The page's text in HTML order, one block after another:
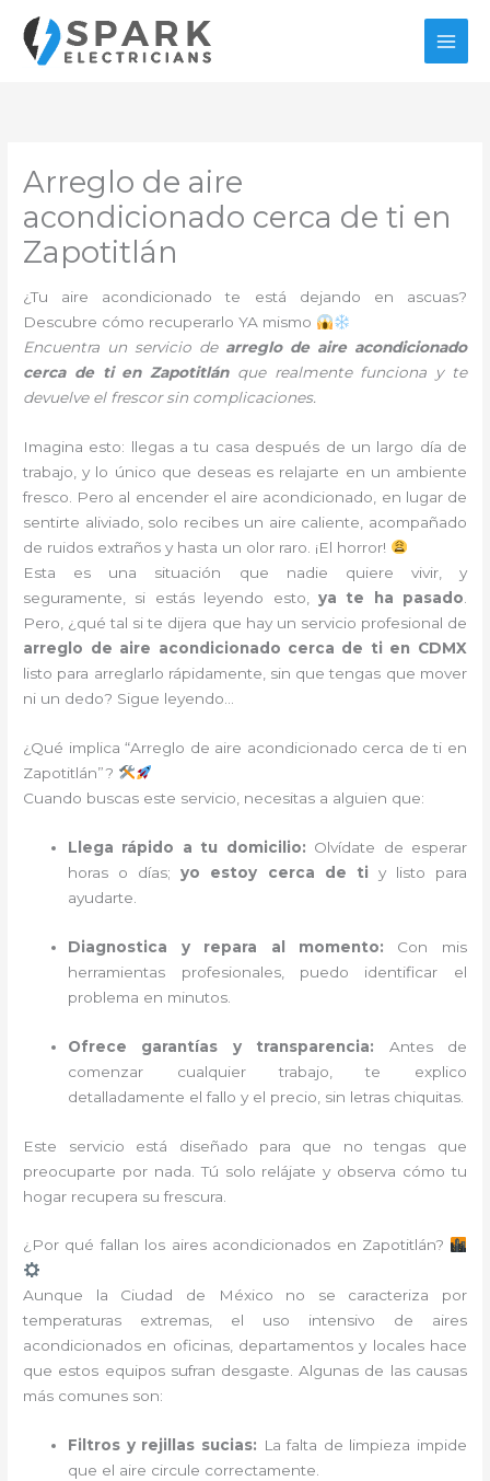
contenido
Arreglo de aire
acondicionado cerca de ti en
Zapotitlán
¿Tu aire acondicionado te está dejando en ascuas?
Descubre cómo recuperarlo YA mismo
Encuentra un servicio de arreglo de aire acondicionado
cerca de ti en Zapotitlán que realmente funciona y te
devuelve el frescor sin complicaciones.
Imagina esto: llegas a tu casa después de un largo día de
trabajo, y lo único que deseas es relajarte en un ambiente
fresco. Pero al encender el aire acondicionado, en lugar de
sentirte aliviado, solo recibes un aire caliente, acompañado
de ruidos extraños y hasta un olor raro. ¡El horror!
Esta es una situación que nadie quiere vivir, y
seguramente, si estás leyendo esto, ya te ha pasado
Pero, ¿qué tal si te dijera que hay un servicio profesional de
arreglo de aire acondicionado cerca de ti en CDMX
listo para arreglarlo rápidamente, sin que tengas que mover
ni un dedo? Sigue leyendo…
¿Qué implica “Arreglo de aire acondicionado cerca de ti en
Zapotitlán”?
Cuando buscas este servicio, necesitas a alguien que:
Llega rápido a tu domicilio: Olvídate de esperar
horas o días;yo estoy cerca de ti y listo para
ayudarte.
Diagnostica y repara al momento: Con mis
herramientas profesionales, puedo identificar el
problema en minutos.
Ofrece garantías y transparencia: Antes de
comenzar cualquier trabajo, te explico
detalladamente el fallo y el precio, sin letras chiquitas.
Este servicio está diseñado para que no tengas que
preocuparte por nada. Tú solo relájate y observa cómo tu
hogar recupera su frescura.
¿Por qué fallan los aires acondicionados en Zapotitlán?
Aunque la Ciudad de México no se caracteriza por
temperaturas extremas, el uso intensivo de aires
acondicionados en oficinas, departamentos y locales hace
que estos equipos sufran desgaste. Algunas de las causas
más comunes son:
Filtros y rejillas sucias: La falta de limpieza impide
que el aire circule correctamente.